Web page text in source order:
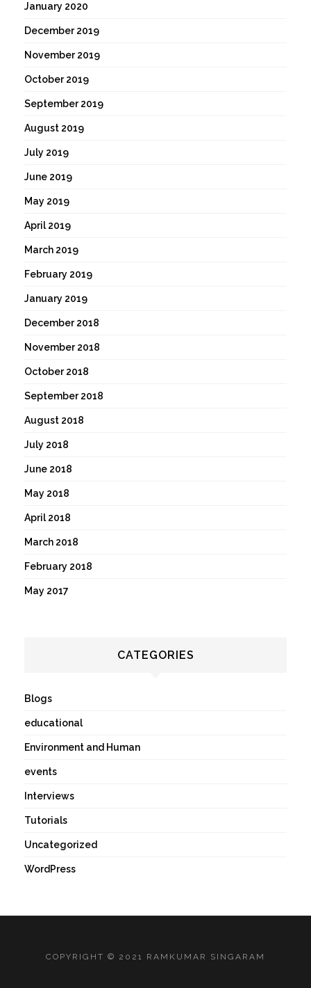
January 2020
December 2019
November 2019
October 2019
September 2019
August 2019
July 2019
June 2019
May 2019
April 2019
March 2019
February 2019
January 2019
December 2018
November 2018
October 2018
September 2018
August 2018
July 2018
June 2018
May 2018
April 2018
March 2018
February 2018
May 2017
CATEGORIES
Blogs
educational
Environment and Human
events
Interviews
Tutorials
Uncategorized
WordPress
COPYRIGHT © 2021 RAMKUMAR SINGARAM